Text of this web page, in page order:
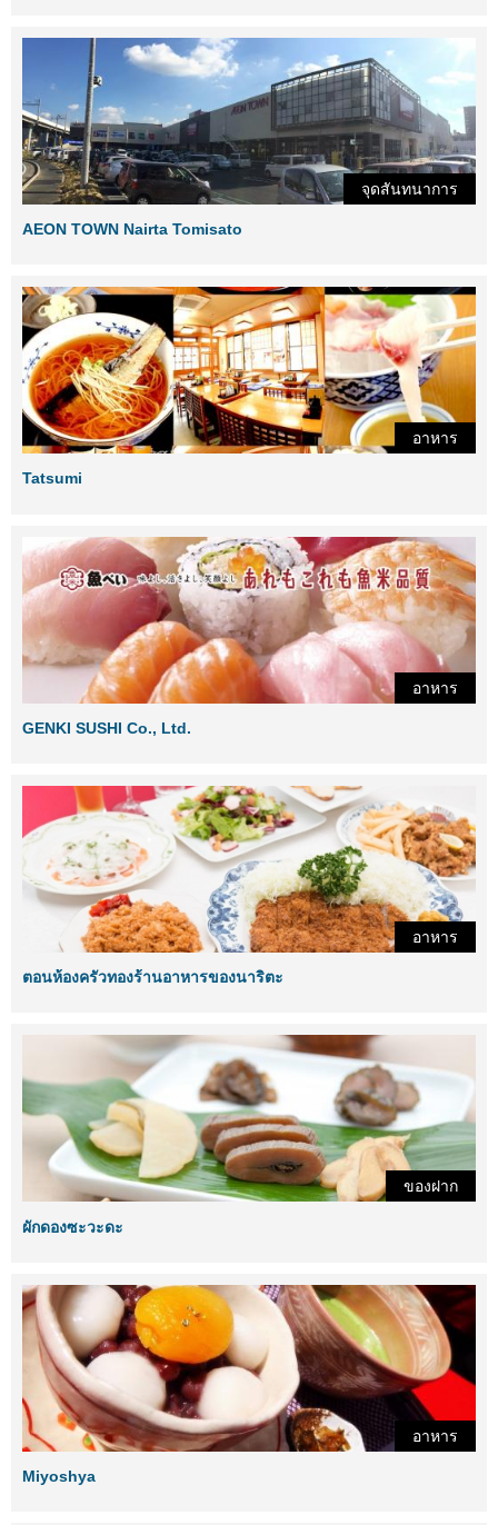
จุดสันทนาการ
AEON TOWN Nairta Tomisato
อาหาร
Tatsumi
อาหาร
GENKI SUSHI Co., Ltd.
อาหาร
ตอนห้องครัวทองร้านอาหารของนาริตะ
ของฝาก
ผักดองซะวะดะ
อาหาร
Miyoshya